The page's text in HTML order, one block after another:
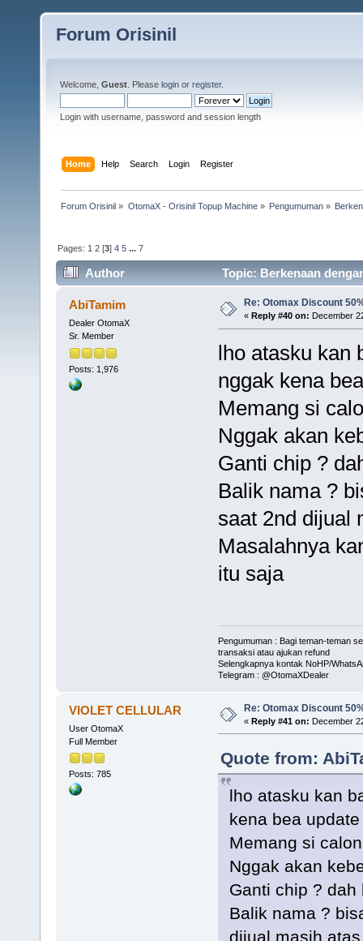
Forum Orisinil
Welcome, Guest . Please login or register.
Login with username, password and session length
Home Help Search Login Register
Forum Orisinil » OtomaX - Orisinil Topup Machine» Pengumuman»
Pages: 1 2 [3]4 5 ...7
Author Topic: Berkenaan
AbiTamim
Dealer OtomaX
Sr. Member
Posts: 1,976
Re: Otomax Discount
« Reply #40 on: December
lho atasku kan
nggak kena
Memang si
Nggak akan
Ganti chip ?
Balik nama ?
saat 2nd dijual
Masalahnya
itu saja
Pengumuman : Bagi teman-teman
transaksi atau ajukan refund
Selengkapnya kontak NoHP/
Telegram : @OtomaXDealer
VIOLET CELLULAR
User OtomaX
Full Member
Posts: 785
Re: Otomax Discount
« Reply #41 on: December
Quote from:
lho atasku kan
kena bea update
Memang si
Nggak akan
Ganti chip ? dah
Balik nama ?
dijual masih